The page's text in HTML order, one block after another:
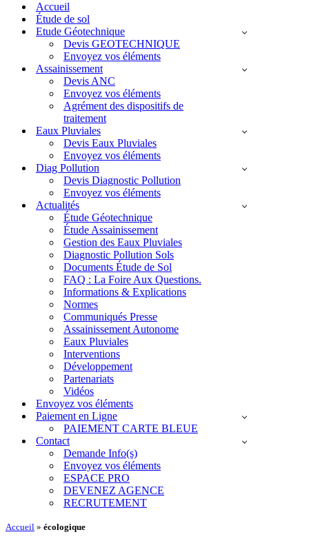
navigationAccueil
Étude de sol
Etude Géotechnique
Devis GEOTECHNIQUE
Envoyez vos éléments
Assainissement
Devis ANC
Envoyez vos éléments
Agrément des dispositifs de
traitement
Eaux Pluviales
Devis Eaux Pluviales
Envoyez vos éléments
Diag Pollution
Devis Diagnostic Pollution
Envoyez vos éléments
Actualités
Étude Géotechnique
Étude Assainissement
Gestion des Eaux Pluviales
Diagnostic Pollution Sols
Documents Étude de Sol
FAQ : La Foire Aux Questions.
Informations & Explications
Normes
Communiqués Presse
Assainissement Autonome
Eaux Pluviales
Interventions
Développement
Partenariats
Vidéos
Envoyez vos éléments
Paiement en Ligne
PAIEMENT CARTE BLEUE
Contact
Demande Info(s)
Envoyez vos éléments
ESPACE PRO
DEVENEZ AGENCE
RECRUTEMENT
Accueil » écologique